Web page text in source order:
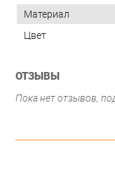
Материал
Цвет
ОТЗЫВЫ
Пока нет отзывов,